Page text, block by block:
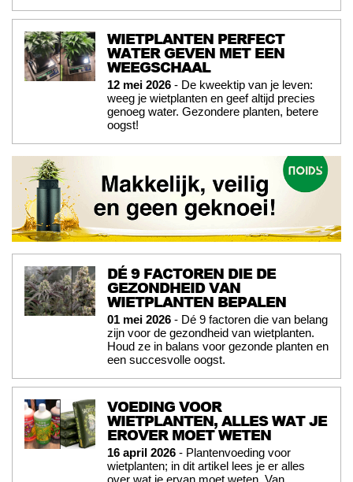
WIETPLANTEN PERFECT
WATER GEVEN MET EEN
WEEGSCHAAL
12 mei 2026 - De kweektip van je leven:
weeg je wietplanten en geef altijd precies
genoeg water. Gezondere planten, betere
oogst!
DÉ 9 FACTOREN DIE DE
GEZONDHEID VAN
WIETPLANTEN BEPALEN
01 mei 2026 - Dé 9 factoren die van belang
zijn voor de gezondheid van wietplanten.
Houd ze in balans voor gezonde planten en
een succesvolle oogst.
VOEDING VOOR
WIETPLANTEN, ALLES WAT JE
EROVER MOET WETEN
16 april 2026 - Plantenvoeding voor
wietplanten; in dit artikel lees je er alles